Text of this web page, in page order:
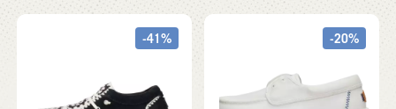
-41% -20%